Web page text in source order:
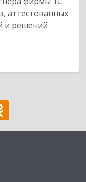
аттестованных
и решений